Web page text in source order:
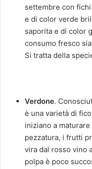
settembre con
e di color verde
saporita e di color
consumo fresco
Si tratta della
Verdone.
è una varietà di
iniziano a
pezzatura, i frutti
vira dal rosso vino
polpa è poco